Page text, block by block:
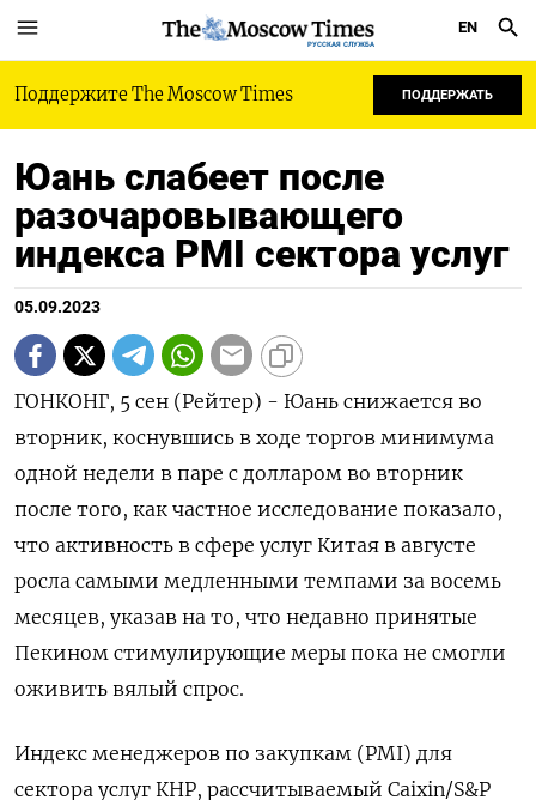
РУССКАЯ СЛУЖБА
EN
Поддержите The Moscow Times ПОДДЕРЖАТЬ
Юань слабеет после
разочаровывающего
индекса PMI сектора услуг
05.09.2023
ГОНКОНГ, 5 сен (Рейтер) - Юань снижается во
вторник, коснувшись в ходе торгов минимума
одной недели в паре с долларом во вторник
после того, как частное исследование показало,
что активность в сфере услуг Китая в августе
росла самыми медленными темпами за восемь
месяцев, указав на то, что недавно принятые
Пекином стимулирующие меры пока не смогли
оживить вялый спрос.
Индекс менеджеров по закупкам (PMI) для
сектора услуг КНР, рассчитываемый Caixin/S&P